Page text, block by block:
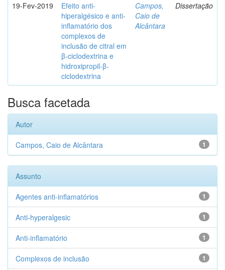
19-Fev-2019
Efeito anti-
hiperalgésico e anti-
inflamatório dos
complexos de
inclusão de citral em
β-ciclodextrina e
hidroxipropil-β-
ciclodextrina
Campos,
Caio de
Alcântara
Dissertação
Busca facetada
Autor
1
Campos, Caio de Alcântara
Assunto
1
Agentes anti-inflamatórios
1
Anti-hyperalgesic
1
Anti-inflamatório
1
Complexos de inclusão